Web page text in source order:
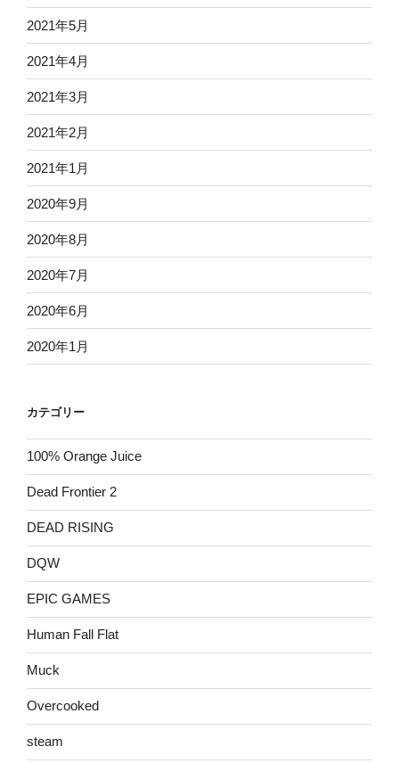
2021年5月
2021年4月
2021年3月
2021年2月
2021年1月
2020年9月
2020年8月
2020年7月
2020年6月
2020年1月
カテゴリー
100% Orange Juice
Dead Frontier 2
DEAD RISING
DQW
EPIC GAMES
Human Fall Flat
Muck
Overcooked
steam